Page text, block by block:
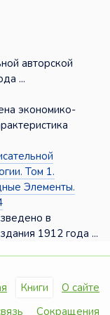
авторской
...
экономико-
Том 1.
Элементы.
в
1912 года ...
Книги
О сайте
Сокращения